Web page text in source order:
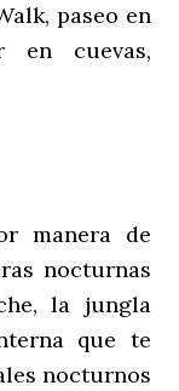
paseo en
en cuevas,
manera de
nocturnas
la jungla
que te
nocturnos